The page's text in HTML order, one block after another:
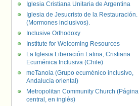
Iglesia Cristiana Unitaria de Argentina
Iglesia de Jesucristo de la Restauración.
(Mormones inclusivos).
Inclusive Orthodoxy
Institute for Welcoming Resources
La Iglesia Liberación Latina, Cristiana
Ecuménica Inclusiva (Chile)
meTanoia (Grupo ecuménico inclusivo,
Andalucía oriental)
Metropolitan Community Church (Página
central, en inglés)